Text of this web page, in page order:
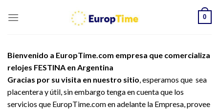
0
Bienvenido a EuropTime.com empresa que comercializa
relojes FESTINA en Argentina
Gracias por su visita en nuestro sitio, esperamos que sea
placentera y útil, sin embargo tenga en cuenta que los
servicios que EuropTime.com en adelante la Empresa, provee